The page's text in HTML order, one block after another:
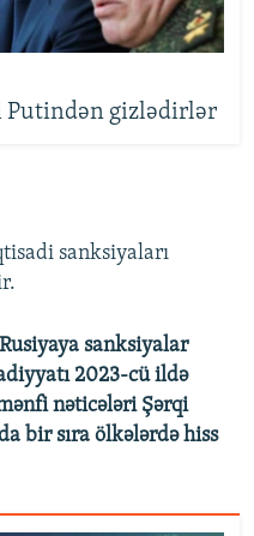
Putindən gizlədirlər
sanksiyaları
sanksiyalar
2023-cü ildə
nəticələri Şərqi
bir sıra ölkələrdə hiss